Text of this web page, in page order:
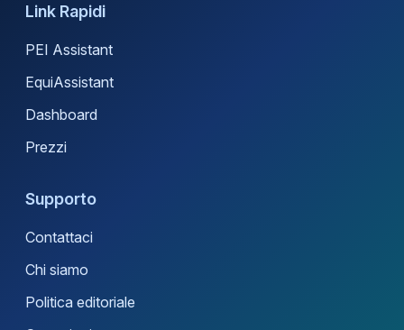
Link Rapidi
PEI Assistant
EquiAssistant
Dashboard
Prezzi
Supporto
Contattaci
Chi siamo
Politica editoriale